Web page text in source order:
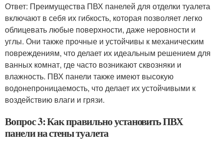
Ответ: Преимущества ПВХ панелей для отделки туалета
включают в себя их гибкость, которая позволяет легко
облицевать любые поверхности, даже неровности и
углы. Они также прочные и устойчивы к механическим
повреждениям, что делает их идеальным решением для
ванных комнат, где часто возникают сквозняки и
влажность. ПВХ панели также имеют высокую
водонепроницаемость, что делает их устойчивыми к
воздействию влаги и грязи.
Вопрос 3: Как правильно установить ПВХ
панели на стены туалета